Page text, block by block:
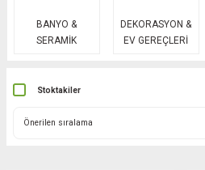
BANYO &
SERAMİK
DEKORASYON &
EV GEREÇLERİ
Stoktakiler